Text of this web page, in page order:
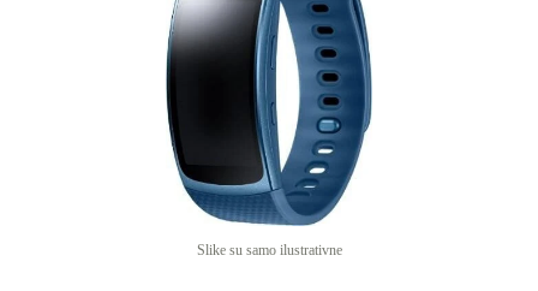
Slike su samo ilustrativne